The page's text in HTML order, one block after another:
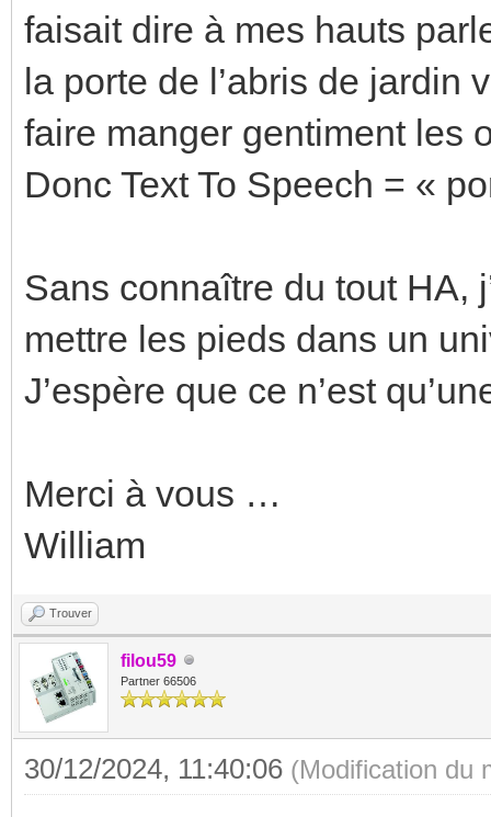
faisait dire à mes hauts
la porte de l’abris de jardin
faire manger gentiment les
Donc Text To Speech = «
Sans connaître du tout HA,
mettre les pieds dans un
J’espère que ce n’est
Merci à vous …
William
Trouver
filou59
Partner 66506
30/12/2024, 11:40:06 (Modification du